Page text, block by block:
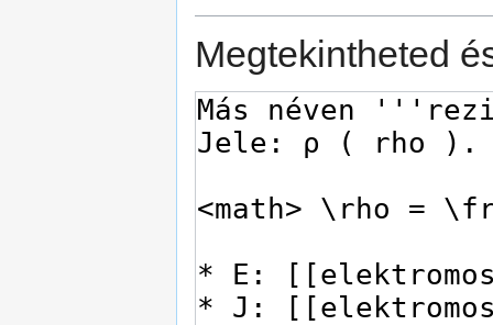
Megtekintheted